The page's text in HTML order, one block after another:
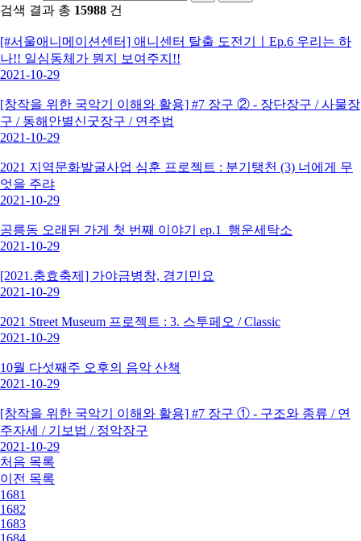
검색 결과 총 15988 건
[#서울애니메이션센터] 애니센터 탈출 도전기ㅣEp.6 우리는 하
나!! 일심동체가 뭔지 보여주지!!
2021-10-29
[창작을 위한 국악기 이해와 활용] #7 장구 ② - 장단장구 / 사물장
구 / 동해안별신굿장구 / 연주법
2021-10-29
2021 지역문화발굴사업 심훈 프로젝트 : 분기탱천 (3) 너에게 무
엇을 주랴
2021-10-29
공릉동 오래된 가게 첫 번째 이야기 ep.1_행운세탁소
2021-10-29
[2021.충효축제] 가야금병창, 경기민요
2021-10-29
2021 Street Museum 프로젝트 : 3. 스투페오 / Classic
2021-10-29
10월 다섯째주 오후의 음악 산책
2021-10-29
[창작을 위한 국악기 이해와 활용] #7 장구 ① - 구조와 종류 / 연
주자세 / 기보법 / 정악장구
2021-10-29
처음 목록
이전 목록
1681
1682
1683
1684